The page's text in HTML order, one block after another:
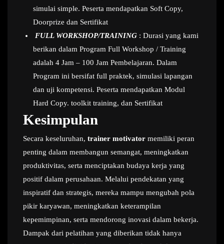
simulai simple. Peserta mendapatkan Soft Copy,
Doorprize dan Sertifikat
FULL WORKSHOP/TRAINING : Durasi yang kami
berikan dalam Program Full Workshop / Training
adalah 4 Jam – 100 Jam Pembelajaran. Dalam
Program ini bersifat full praktek, simulasi lapangan
dan uji kompetensi. Peserta mendapatkan Modul
Hard Copy. toolkit training, dan Sertifikat
Kesimpulan
Secara keseluruhan, trainer motivator memiliki peran
penting dalam membangun semangat, meningkatkan
produktivitas, serta menciptakan budaya kerja yang
positif dalam perusahaan. Melalui pendekatan yang
inspiratif dan strategis, mereka mampu mengubah pola
pikir karyawan, meningkatkan keterampilan
kepemimpinan, serta mendorong inovasi dalam bekerja.
Dampak dari pelatihan yang diberikan tidak hanya